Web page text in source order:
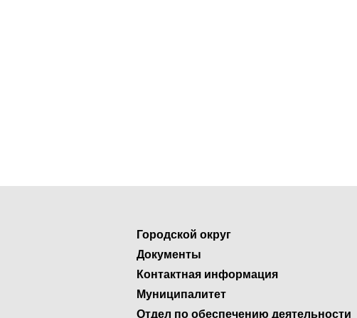
Городской округ
Документы
Контактная информация
Муниципалитет
Отдел по обеспечению деятельности